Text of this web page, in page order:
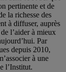
pertinente et de
la richesse des
à diffuser, auprès
l’aider à mieux
Par
depuis 2010,
à une
l’Institut.